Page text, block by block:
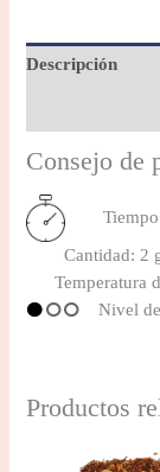
Descripción
Consejo de
Tiempo
Cantidad: 2
Temperatura
Nivel
Productos